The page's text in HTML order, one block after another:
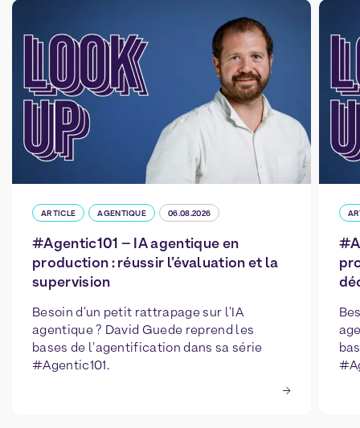
ARTICLE AGENTIQUE 06.08.2026
#Agentic101 – IA agentique en
production : réussir l’évaluation et la
supervision
Besoin d'un petit rattrapage sur l'IA
agentique ? David Guede reprend les
bases de l'agentification dans sa série
#Agentic101.